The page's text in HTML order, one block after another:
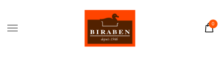
0